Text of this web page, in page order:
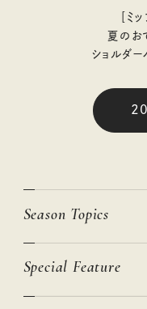
［ミ
夏のお
ショルダ
Season Topics
真夏のひんやりグッズ
Special Feature